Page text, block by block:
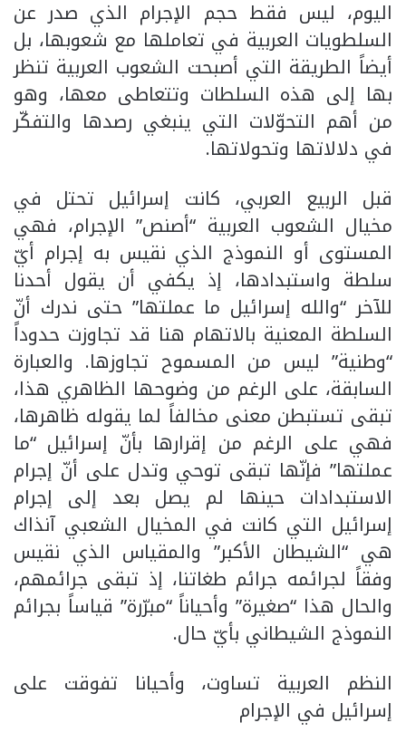
اليوم، ليس فقط حجم الإجرام الذي صدر عن
السلطويات العربية في تعاملها مع شعوبها، بل
أيضاً الطريقة التي أصبحت الشعوب العربية تنظر
بها إلى هذه السلطات وتتعاطى معها، وهو
من أهم التحوّلات التي ينبغي رصدها والتفكّر
في دلالاتها وتحولاتها.
قبل الربيع العربي، كانت إسرائيل تحتل في
مخيال الشعوب العربية “أصنص” الإجرام، فهي
المستوى أو النموذج الذي نقيس به إجرام أيّ
سلطة واستبدادها، إذ يكفي أن يقول أحدنا
للآخر “والله إسرائيل ما عملتها” حتى ندرك أنّ
السلطة المعنية بالاتهام هنا قد تجاوزت حدوداً
“وطنية” ليس من المسموح تجاوزها. والعبارة
السابقة، على الرغم من وضوحها الظاهري هذا،
تبقى تستبطن معنى مخالفاً لما يقوله ظاهرها،
فهي على الرغم من إقرارها بأنّ إسرائيل “ما
عملتها” فإنّها تبقى توحي وتدل على أنّ إجرام
الاستبدادات حينها لم يصل بعد إلى إجرام
إسرائيل التي كانت في المخيال الشعبي آنذاك
هي “الشيطان الأكبر” والمقياس الذي نقيس
وفقاً لجرائمه جرائم طغاتنا، إذ تبقى جرائمهم،
والحال هذا “صغيرة” وأحياناً “مبرّرة” قياساً بجرائم
النموذج الشيطاني بأيّ حال.
النظم العربية تساوت، وأحيانا تفوقت على
إسرائيل في الإجرام